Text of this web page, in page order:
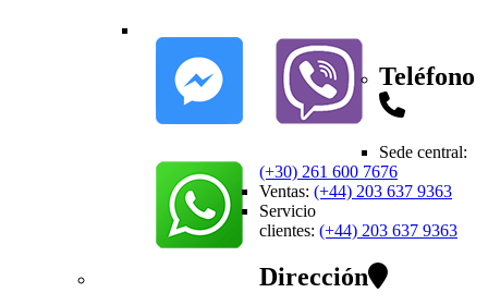
Teléfono
Sede central:
(+30) 261 600 7676
Ventas: (+44) 203 637 9363
Servicio
clientes: (+44) 203 637 9363
Dirección